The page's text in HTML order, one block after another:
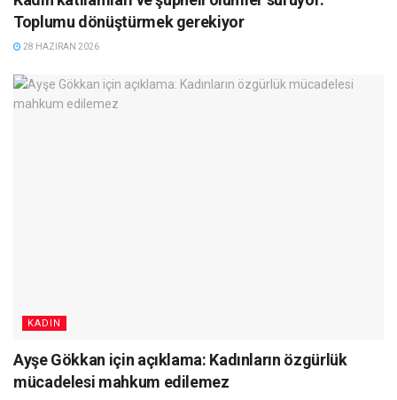
Toplumu dönüştürmek gerekiyor
28 HAZIRAN 2026
KADIN
Ayşe Gökkan için açıklama: Kadınların özgürlük
mücadelesi mahkum edilemez